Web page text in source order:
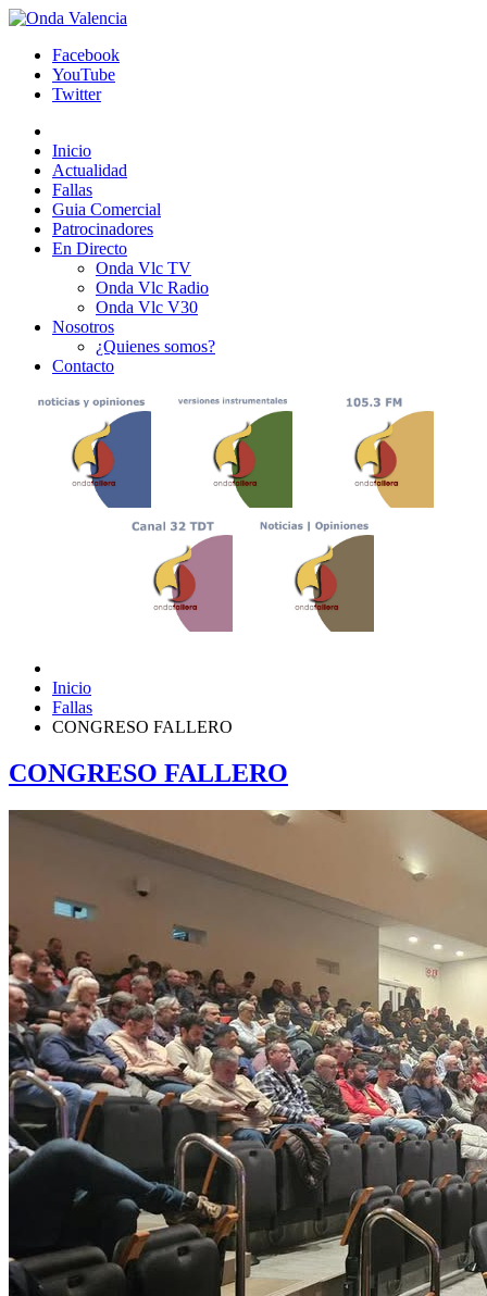
Facebook
YouTube
Twitter
Inicio
Actualidad
Fallas
Guia Comercial
Patrocinadores
En Directo
Onda Vlc TV
Onda Vlc Radio
Onda Vlc V30
Nosotros
¿Quienes somos?
Contacto
Inicio
Fallas
CONGRESO FALLERO
CONGRESO FALLERO